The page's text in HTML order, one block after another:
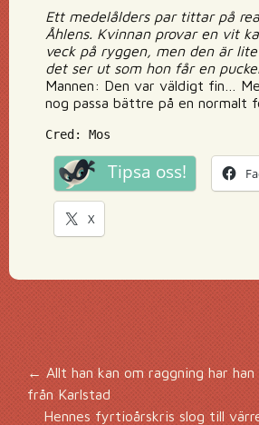
Ett medelålders par tittar på
Åhlens. Kvinnan provar en vit
veck på ryggen, men den är
det ser ut som hon får en
Mannen: Den var väldigt fin…
nog passa bättre på en normalt
Cred: Mos
Tipsa oss!
X
← Allt han kan om raggning har
från Karlstad
Hennes fyrtioårskris slog till